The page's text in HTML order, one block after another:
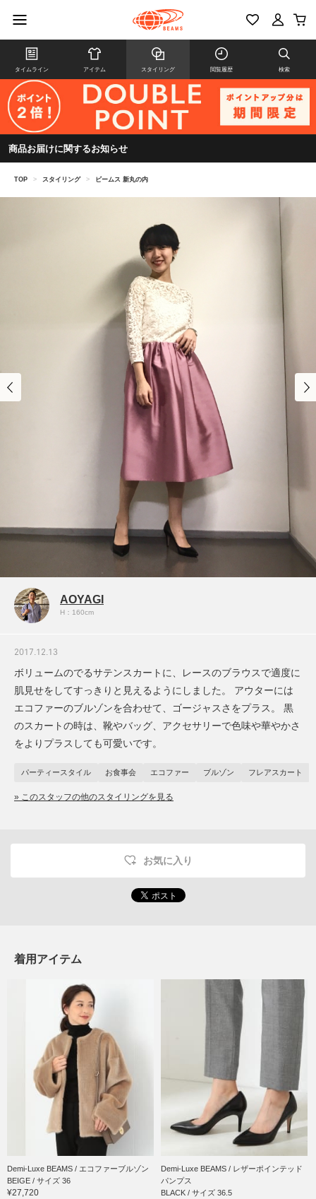
タイムライン アイテム スタイリング 閲覧履歴 検索
商品お届けに関するお知らせ
TOP > スタイリング > ビームス 新丸の内
AOYAGI
H：160cm
2017.12.13
ボリュームのでるサテンスカートに、レースのブラウスで適度に
肌見せをしてすっきりと見えるようにしました。 アウターには
エコファーのブルゾンを合わせて、ゴージャスさをプラス。 黒
のスカートの時は、靴やバッグ、アクセサリーで色味や華やかさ
をよりプラスしても可愛いです。
パーティースタイル お食事会 エコファー ブルゾン フレアスカート
» このスタッフの他のスタイリングを見る
お気に入り
着用アイテム
Demi-Luxe BEAMS / エコファーブルゾン
BEIGE / サイズ 36
¥27,720
Demi-Luxe BEAMS / レザーポインテッド
パンプス
BLACK / サイズ 36.5